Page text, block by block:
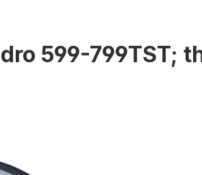
599-799TST;